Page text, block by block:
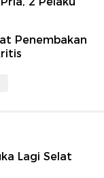
Penembakan
Lagi Selat